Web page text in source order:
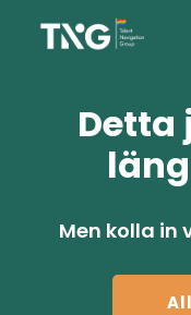
Detta
Men kolla in